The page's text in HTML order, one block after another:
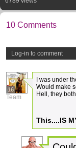
10 Comments
Log-in to comment
16
Team
I was under
Would make
Hell, they
This....IS